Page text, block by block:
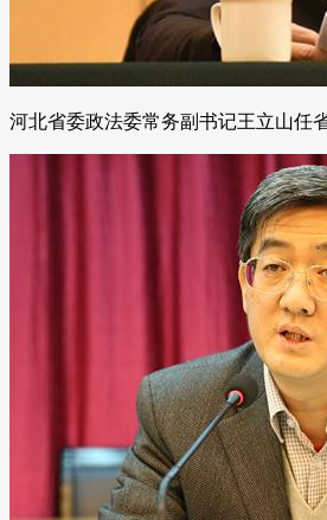
河北省委政法委常务副书记王立山任